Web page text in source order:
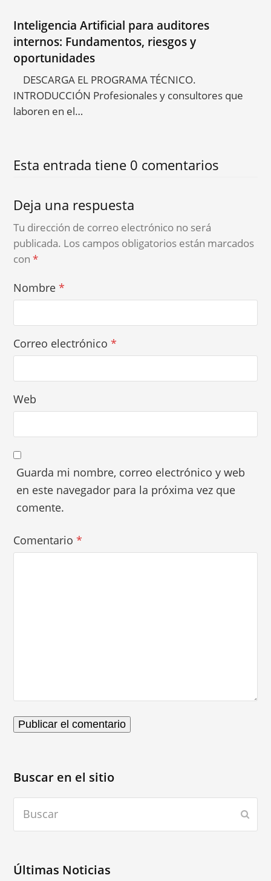
Inteligencia Artificial para auditores
internos: Fundamentos, riesgos y
oportunidades
DESCARGA EL PROGRAMA TÉCNICO.
INTRODUCCIÓN Profesionales y consultores que
laboren en el…
Esta entrada tiene 0 comentarios
Deja una respuesta
Tu dirección de correo electrónico no será
publicada. Los campos obligatorios están marcados
con*
Nombre*
Correo electrónico*
Web
Guarda mi nombre, correo electrónico y web
en este navegador para la próxima vez que
comente.
Comentario*
Buscar en el sitio
Últimas Noticias